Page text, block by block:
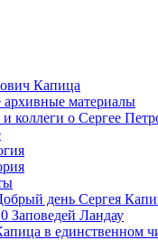
Капица
архивные материалы
и коллеги о Сергее
день Сергея
Заповедей Ландау
в единственном